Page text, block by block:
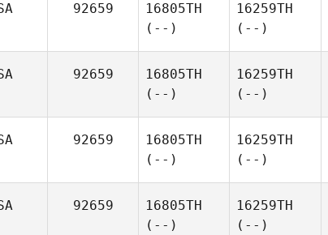
92659
16805TH
(--)
16259TH
(--)
92659
16805TH
(--)
16259TH
(--)
92659
16805TH
(--)
16259TH
(--)
92659
16805TH
(--)
16259TH
(--)